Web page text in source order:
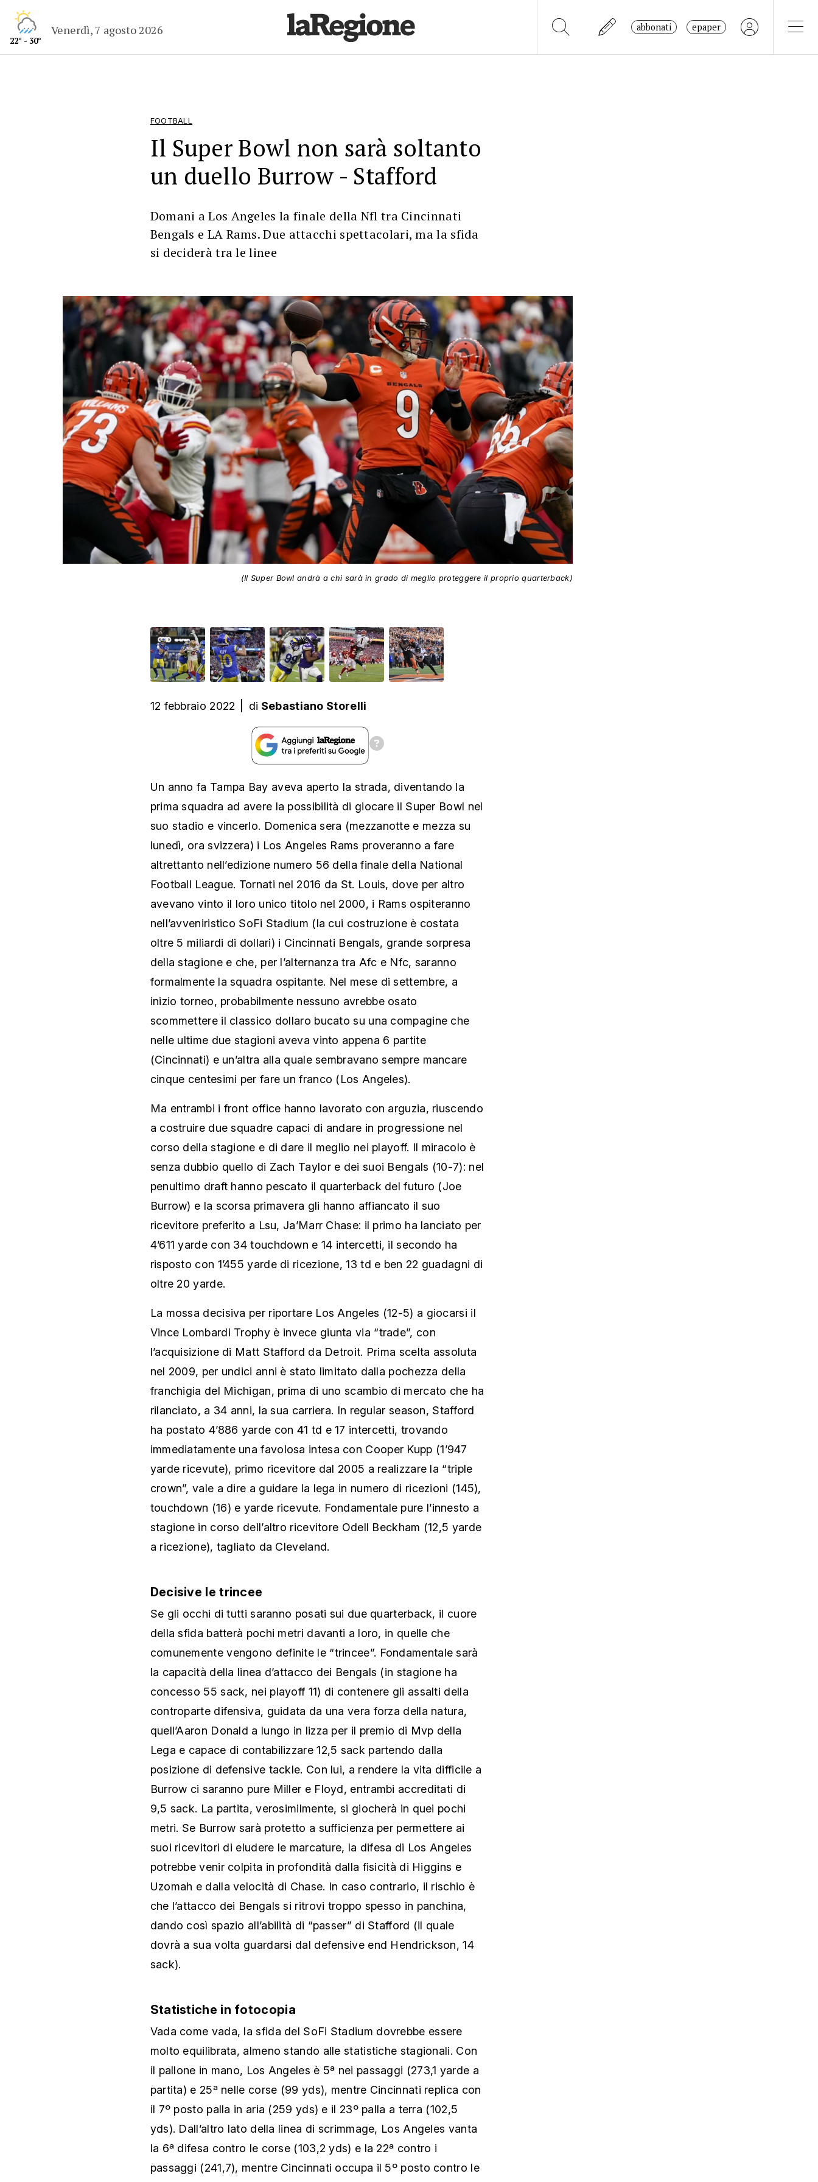
22° - 30°
Venerdì, 7 agosto 2026 abbonati epaper
FOOTBALL
Il Super Bowl non sarà soltanto
un duello Burrow - Stafford
Domani a Los Angeles la finale della Nfl tra Cincinnati
Bengals e LA Rams. Due attacchi spettacolari, ma la sfida
si deciderà tra le linee
(Il Super Bowl andrà a chi sarà in grado di meglio proteggere il proprio quarterback)
12 febbraio 2022 di Sebastiano Storelli
Un anno fa Tampa Bay aveva aperto la strada, diventando la
prima squadra ad avere la possibilità di giocare il Super Bowl nel
suo stadio e vincerlo. Domenica sera (mezzanotte e mezza su
lunedì, ora svizzera) i Los Angeles Rams proveranno a fare
altrettanto nell’edizione numero 56 della finale della National
Football League. Tornati nel 2016 da St. Louis, dove per altro
avevano vinto il loro unico titolo nel 2000, i Rams ospiteranno
nell’avveniristico SoFi Stadium (la cui costruzione è costata
oltre 5 miliardi di dollari) i Cincinnati Bengals, grande sorpresa
della stagione e che, per l’alternanza tra Afc e Nfc, saranno
formalmente la squadra ospitante. Nel mese di settembre, a
inizio torneo, probabilmente nessuno avrebbe osato
scommettere il classico dollaro bucato su una compagine che
nelle ultime due stagioni aveva vinto appena 6 partite
(Cincinnati) e un’altra alla quale sembravano sempre mancare
cinque centesimi per fare un franco (Los Angeles).
Ma entrambi i front office hanno lavorato con arguzia, riuscendo
a costruire due squadre capaci di andare in progressione nel
corso della stagione e di dare il meglio nei playoff. Il miracolo è
senza dubbio quello di Zach Taylor e dei suoi Bengals (10-7): nel
penultimo draft hanno pescato il quarterback del futuro (Joe
Burrow) e la scorsa primavera gli hanno affiancato il suo
ricevitore preferito a Lsu, Ja’Marr Chase: il primo ha lanciato per
4’611 yarde con 34 touchdown e 14 intercetti, il secondo ha
risposto con 1’455 yarde di ricezione, 13 td e ben 22 guadagni di
oltre 20 yarde.
La mossa decisiva per riportare Los Angeles (12-5) a giocarsi il
Vince Lombardi Trophy è invece giunta via “trade”, con
l’acquisizione di Matt Stafford da Detroit. Prima scelta assoluta
nel 2009, per undici anni è stato limitato dalla pochezza della
franchigia del Michigan, prima di uno scambio di mercato che ha
rilanciato, a 34 anni, la sua carriera. In regular season, Stafford
ha postato 4’886 yarde con 41 td e 17 intercetti, trovando
immediatamente una favolosa intesa con Cooper Kupp (1’947
yarde ricevute), primo ricevitore dal 2005 a realizzare la “triple
crown”, vale a dire a guidare la lega in numero di ricezioni (145),
touchdown (16) e yarde ricevute. Fondamentale pure l’innesto a
stagione in corso dell’altro ricevitore Odell Beckham (12,5 yarde
a ricezione), tagliato da Cleveland.
Decisive le trincee
Se gli occhi di tutti saranno posati sui due quarterback, il cuore
della sfida batterà pochi metri davanti a loro, in quelle che
comunemente vengono definite le “trincee”. Fondamentale sarà
la capacità della linea d’attacco dei Bengals (in stagione ha
concesso 55 sack, nei playoff 11) di contenere gli assalti della
controparte difensiva, guidata da una vera forza della natura,
quell’Aaron Donald a lungo in lizza per il premio di Mvp della
Lega e capace di contabilizzare 12,5 sack partendo dalla
posizione di defensive tackle. Con lui, a rendere la vita difficile a
Burrow ci saranno pure Miller e Floyd, entrambi accreditati di
9,5 sack. La partita, verosimilmente, si giocherà in quei pochi
metri. Se Burrow sarà protetto a sufficienza per permettere ai
suoi ricevitori di eludere le marcature, la difesa di Los Angeles
potrebbe venir colpita in profondità dalla fisicità di Higgins e
Uzomah e dalla velocità di Chase. In caso contrario, il rischio è
che l’attacco dei Bengals si ritrovi troppo spesso in panchina,
dando così spazio all’abilità di “passer” di Stafford (il quale
dovrà a sua volta guardarsi dal defensive end Hendrickson, 14
sack).
Statistiche in fotocopia
Vada come vada, la sfida del SoFi Stadium dovrebbe essere
molto equilibrata, almeno stando alle statistiche stagionali. Con
il pallone in mano, Los Angeles è 5ª nei passaggi (273,1 yarde a
partita) e 25ª nelle corse (99 yds), mentre Cincinnati replica con
il 7º posto palla in aria (259 yds) e il 23º palla a terra (102,5
yds). Dall’altro lato della linea di scrimmage, Los Angeles vanta
la 6ª difesa contro le corse (103,2 yds) e la 22ª contro i
passaggi (241,7), mentre Cincinnati occupa il 5º posto contro le